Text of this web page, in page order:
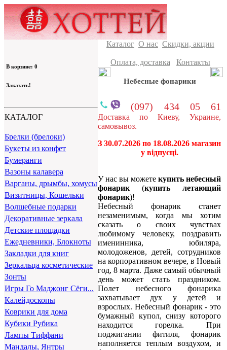
В корзине: 0
Заказать!
КАТАЛОГ
Брелки (брелоки)
Букеты из конфет
Бумеранги
Вазоны калавера
Варганы, дрымбы, хомусы
Визитницы, Кошельки
Волшебные подарки
Декоративные зеркала
Детские площадки
Ежедневники, Блокноты
Закладки для книг
Зеркальца косметические
Зонты
Игры Го Маджонг Сёги...
Калейдоскопы
Коврики для дома
Кубики Рубика
Лампы Тиффани
Мандалы, Янтры
Каталог О нас Скидки, акции
Оплата, доставка Контакты
Небесные фонарики
(097) 434 05 61
Доставка по Киеву, Украине,
самовывоз.
З 30.07.2026 по 18.08.2026 магазин
у відпусці.
У нас вы можете купить небесный
фонарик (купить летающий
фонарик)!
Небесный фонарик станет
незаменимым, когда мы хотим
сказать о своих чувствах
любимому человеку, поздравить
именинника, юбиляра,
молодоженов, детей, сотрудников
на корпоративном вечере, в Новый
год, 8 марта. Даже самый обычный
день может стать праздником.
Полет небесного фонарика
захватывает дух у детей и
взрослых. Небесный фонарик - это
бумажный купол, снизу которого
находится горелка. При
поджигании фитиля, фонарик
наполняется теплым воздухом, и